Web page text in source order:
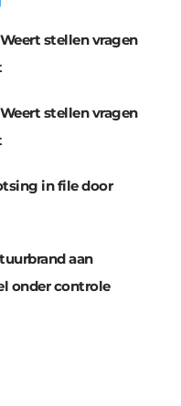
stellen vragen
stellen vragen
in file door
aan
onder controle